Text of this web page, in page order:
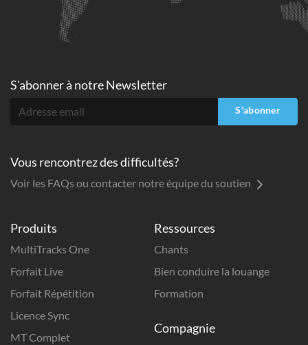
Produits
MultiTracks One
Forfait Live
Forfait Répétition
Licence Sync
MT Complet
Ressources
Chants
Bien conduire la louange
Formation
Compagnie
S'abonner à notre Newsletter
S'abonner
Vous rencontrez des difficultés?
Voir les FAQs ou contacter notre équipe du soutien